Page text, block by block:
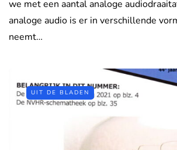
we met een aantal analoge
analoge audio is er in verschillende
neemt…
UIT DE BLADEN